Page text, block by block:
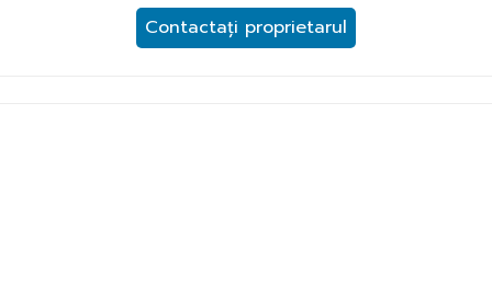
Contactați proprietarul